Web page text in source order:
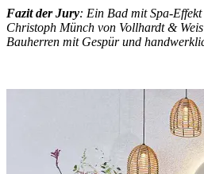
Fazit der Jury: Ein Bad mit Spa-
Christoph Münch von Vollhardt &
Bauherren mit Gespür und